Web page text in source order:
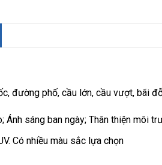
đường phố, cầu lớn, cầu vượt, bãi
sáng ban ngày; Thân thiện môi
Có nhiều màu sắc lựa chọn